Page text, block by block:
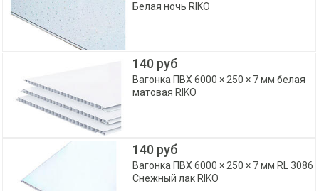
Белая ночь RIKO
140 руб
Вагонка ПВХ 6000 × 250 × 7 мм белая
матовая RIKO
140 руб
Вагонка ПВХ 6000 × 250 × 7 мм RL 3086
Снежный лак RIKO